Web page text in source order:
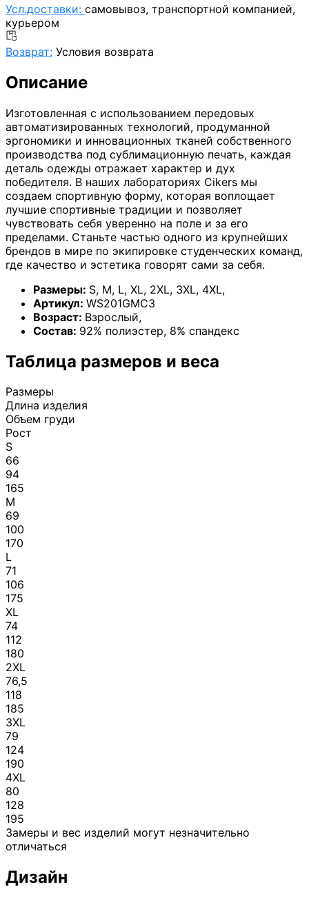
Усл.доставки: самовывоз, транспортной компанией,
курьером
Возврат: Условия возврата
Описание
Изготовленная с использованием передовых
автоматизированных технологий, продуманной
эргономики и инновационных тканей собственного
производства под сублимационную печать, каждая
деталь одежды отражает характер и дух
победителя. В наших лабораториях Cikers мы
создаем спортивную форму, которая воплощает
лучшие спортивные традиции и позволяет
чувствовать себя уверенно на поле и за его
пределами. Станьте частью одного из крупнейших
брендов в мире по экипировке студенческих команд,
где качество и эстетика говорят сами за себя.
Размеры: S, M, L, XL, 2XL, 3XL, 4XL,
Артикул: WS201GMC3
Возраст: Взрослый,
Состав: 92% полиэстер, 8% спандекс
Таблица размеров и веса
Размеры
Длина изделия
Объем груди
Рост
S
66
94
165
M
69
100
170
L
71
106
175
XL
74
112
180
2XL
76,5
118
185
3XL
79
124
190
4XL
80
128
195
Замеры и вес изделий могут незначительно
отличаться
Дизайн